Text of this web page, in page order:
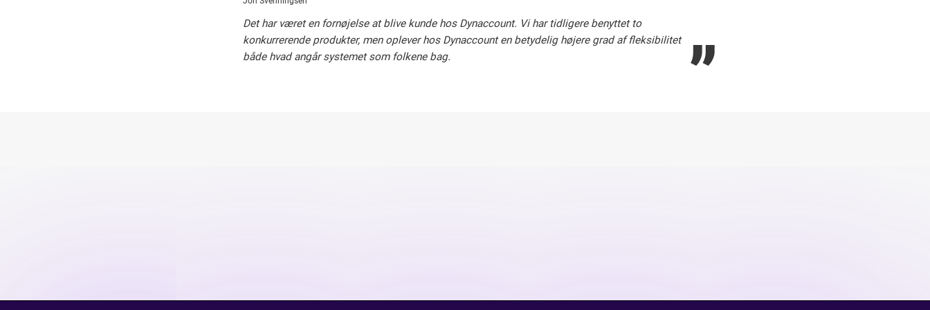
Det har været en fornøjelse at blive kunde hos Dynaccount. Vi har tidligere benyttet to
konkurrerende produkter, men oplever hos Dynaccount en betydelig højere grad af fleksibilitet
både hvad angår systemet som folkene bag.
„